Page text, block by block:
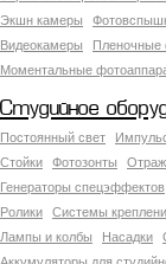
Экшн камеры
Видеокамеры
Пленочные
Моментальные
Студийное
Постоянный свет
Стойки
Фотозонты
Генераторы спецэффектов
Ролики
Системы
Лампы и колбы
Насадки